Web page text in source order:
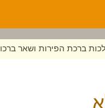
ברכת הפירות ושאר